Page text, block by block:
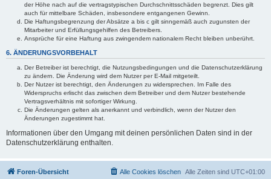
der Höhe nach auf die vertragstypischen Durchschnittsschäden begrenzt. Dies gilt
auch für mittelbare Schäden, insbesondere entgangenen Gewinn.
Die Haftungsbegrenzung der Absätze a bis c gilt sinngemäß auch zugunsten der
Mitarbeiter und Erfüllungsgehilfen des Betreibers.
Ansprüche für eine Haftung aus zwingendem nationalem Recht bleiben unberührt.
6. ÄNDERUNGSVORBEHALT
Der Betreiber ist berechtigt, die Nutzungsbedingungen und die Datenschutzerklärung
zu ändern. Die Änderung wird dem Nutzer per E-Mail mitgeteilt.
Der Nutzer ist berechtigt, den Änderungen zu widersprechen. Im Falle des
Widerspruchs erlischt das zwischen dem Betreiber und dem Nutzer bestehende
Vertragsverhältnis mit sofortiger Wirkung.
Die Änderungen gelten als anerkannt und verbindlich, wenn der Nutzer den
Änderungen zugestimmt hat.
Informationen über den Umgang mit deinen persönlichen Daten sind in der
Datenschutzerklärung enthalten.
Foren-Übersicht Alle Zeiten sind UTC+01:00
Alle Cookies löschen